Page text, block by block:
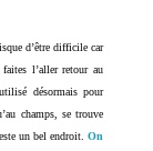
d’être difficile car
l’aller retour au
désormais pour
champs, se trouve
un bel endroit.On